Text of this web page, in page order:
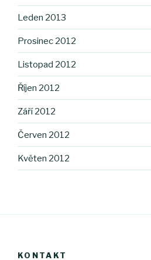
Leden 2013
Prosinec 2012
Listopad 2012
Říjen 2012
Září 2012
Červen 2012
Květen 2012
KONTAKT